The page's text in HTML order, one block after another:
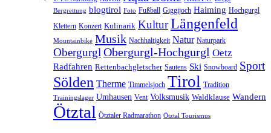
Bergrettung blogtirol Foto Fußball Giggijoch Haiming Hochgurgl
Klettern Konzert Kulinarik KulturLängenfeld
Mountainbike Musik Nachhaltigkeit Natur Naturpark
ObergurglObergurgl-Hochgurgl Oetz
Radfahren Rettenbachgletscher Sautens Ski Snowboard Sport
Sölden Therme Timmelsjoch Tirol Tradition
Trainingslager Umhausen Vent Volksmusik Waldklause Wandern
Ötztal Ötztaler Radmarathon Ötztal Tourismus